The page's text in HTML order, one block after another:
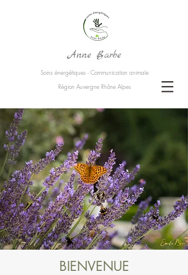
Anne Barbe
Soins énergétiques - Communication animale
Région Auvergne Rhône Alpes
BIENVENUE